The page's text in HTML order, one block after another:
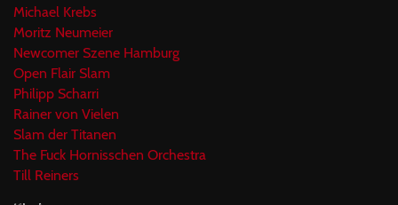
Michael Krebs
Moritz Neumeier
Newcomer Szene Hamburg
Open Flair Slam
Philipp Scharri
Rainer von Vielen
Slam der Titanen
The Fuck Hornisschen Orchestra
Till Reiners